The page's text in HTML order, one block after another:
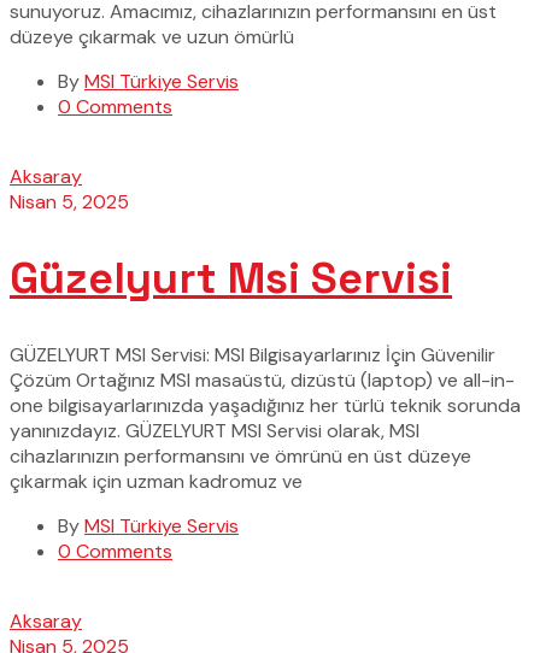
sunuyoruz. Amacımız, cihazlarınızın performansını en üst
düzeye çıkarmak ve uzun ömürlü
ByMSI Türkiye Servis
0 Comments
Aksaray
Nisan 5, 2025
Güzelyurt Msi Servisi
GÜZELYURT MSI Servisi: MSI Bilgisayarlarınız İçin Güvenilir
Çözüm Ortağınız MSI masaüstü, dizüstü (laptop) ve all-in-
one bilgisayarlarınızda yaşadığınız her türlü teknik sorunda
yanınızdayız. GÜZELYURT MSI Servisi olarak, MSI
cihazlarınızın performansını ve ömrünü en üst düzeye
çıkarmak için uzman kadromuz ve
ByMSI Türkiye Servis
0 Comments
Aksaray
Nisan 5, 2025